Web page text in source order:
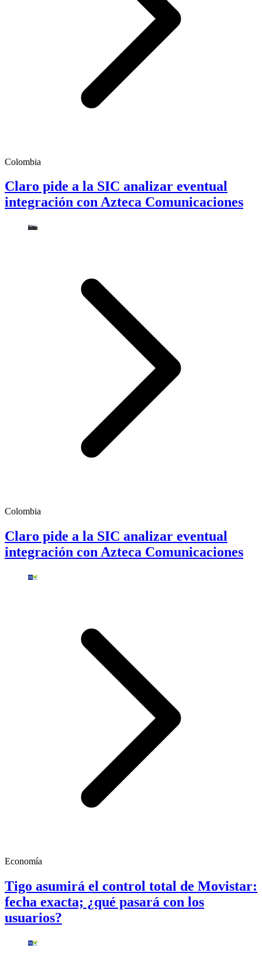
Colombia
Claro pide a la SIC analizar eventual
integración con Azteca Comunicaciones
Colombia
Claro pide a la SIC analizar eventual
integración con Azteca Comunicaciones
Economía
Tigo asumirá el control total de Movistar:
fecha exacta; ¿qué pasará con los
usuarios?